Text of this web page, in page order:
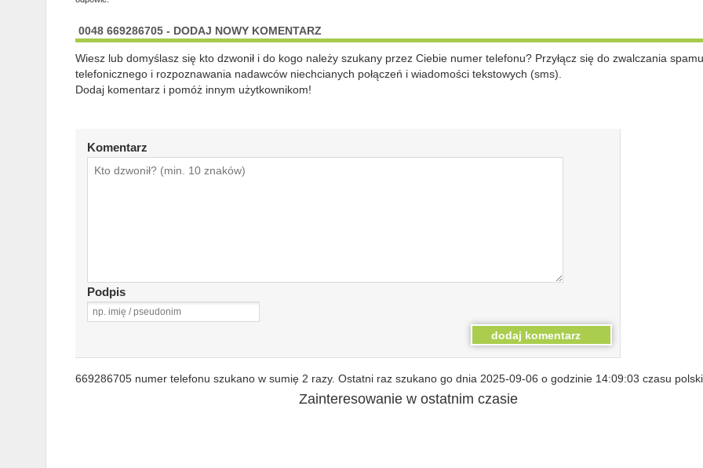
0048 669286705 - DODAJ NOWY KOMENTARZ
Wiesz lub domyślasz się kto dzwonił i do kogo należy szukany przez Ciebie numer telefonu? Przyłącz się do zwalczania spamu
telefonicznego i rozpoznawania nadawców niechcianych połączeń i wiadomości tekstowych (sms).
Dodaj komentarz i pomóż innym użytkownikom!
Komentarz
Podpis
669286705 numer telefonu szukano w sumię 2 razy. Ostatni raz szukano go dnia 2025-09-06 o godzinie 14:09:03 czasu
Zainteresowanie w ostatnim czasie